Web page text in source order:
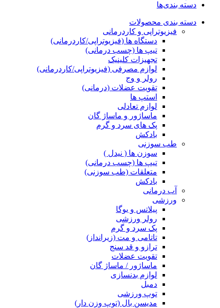
دسته بندی‌ها
دسته بندی محصولات
فیزیوتراپی و کاردرمانی
دستگاه ها (فیزیوتراپی/کاردرمانی)
تیپ ها (چسب درمانی)
تجهیزات کلینیک
لوازم مصرفی (فیزیوتراپی/کاردرمانی)
رولر و وج
تقویت عضلات (درمانی)
استپ ها
لوازم تعادلی
ماساژور و ماساژ گان
پک های سرد و گرم
بادکش
طب سوزنی
سوزن ها ( نیدل )
تیپ ها (چسب درمانی)
متعلقات (طب سوزنی)
بادکش
آب درمانی
ورزشی
پیلاتس و یوگا
رولر ورزشی
پک سرد و گرم
تاتامی و مت (زیرانداز)
ترازو و قد سنج
تقویت عضلات
ماساژور / ماساژ گان
لوازم بدنسازی
دمبل
توپ ورزشی
مدیسن بال (توپ وزن دار)